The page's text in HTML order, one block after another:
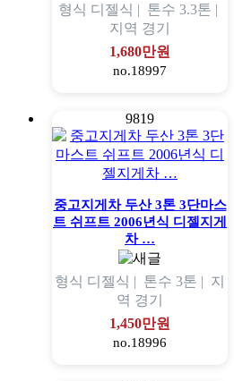
형식 디젤식 | 톤수 3.3톤 |
지역 경기
1,680만원
no.18997
9819
중고지게차 두산 3톤 3단마스
트 쉬프트 2006년식 디젤지게
차 …
형식 디젤식 | 톤수 3톤 | 지
역 경기
1,450만원
no.18996